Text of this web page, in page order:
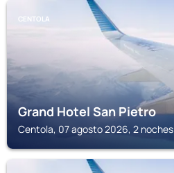
CENTOLA
Grand Hotel San Pietro
Centola, 07 agosto 2026, 2 noches